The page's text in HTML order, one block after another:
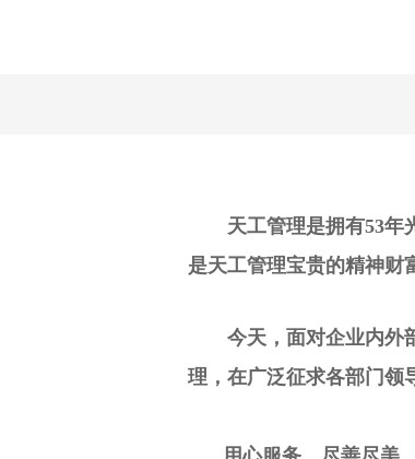
天工管理是拥有53年光
是天工管理宝贵的精神财
今天，面对企业内外部
理，在广泛征求各部门领